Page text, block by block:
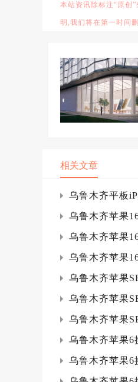
本站资讯除标注“原创
明,我们将在第一时间
相关文章
乌鲁木齐平板
乌鲁木齐苹果
乌鲁木齐苹果
乌鲁木齐苹果
乌鲁木齐苹果
乌鲁木齐苹果
乌鲁木齐苹果
乌鲁木齐苹果6
乌鲁木齐苹果6